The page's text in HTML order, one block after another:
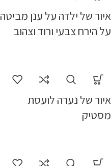
איור של ילדה על ענן מביטה
על הירח צבעי ורוד וצהוב
איור של נערה לועסת
מסטיק